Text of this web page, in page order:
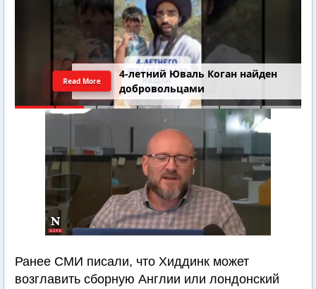
4-летний Юваль Коган найден
добровольцами
Read More
Ранее СМИ писали, что Хиддинк может
возглавить сборную Англии или лондонский